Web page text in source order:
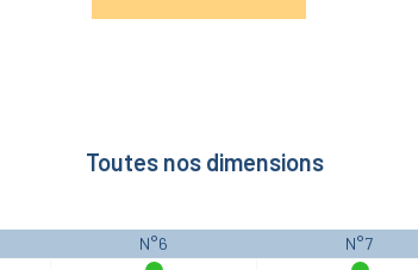
Toutes nos dimensions
N°6 N°7